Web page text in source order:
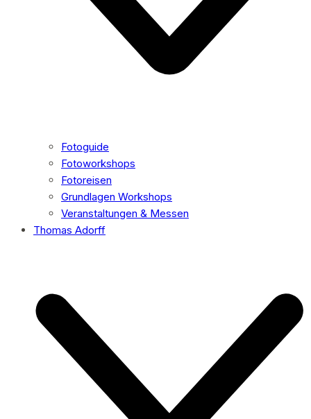
Fotoguide
Fotoworkshops
Fotoreisen
Grundlagen Workshops
Veranstaltungen & Messen
Thomas Adorff